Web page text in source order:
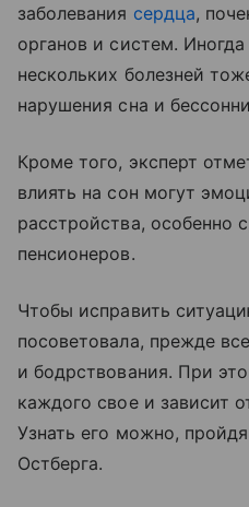
заболевания сердца,
органов и систем.
нескольких болезней
нарушения сна и
Кроме того, эксперт
влиять на сон могут
расстройства, особенно
пенсионеров.
Чтобы исправить
посоветовала, прежде
и бодрствования. При
каждого свое и зависит
Узнать его можно,
Остберга.